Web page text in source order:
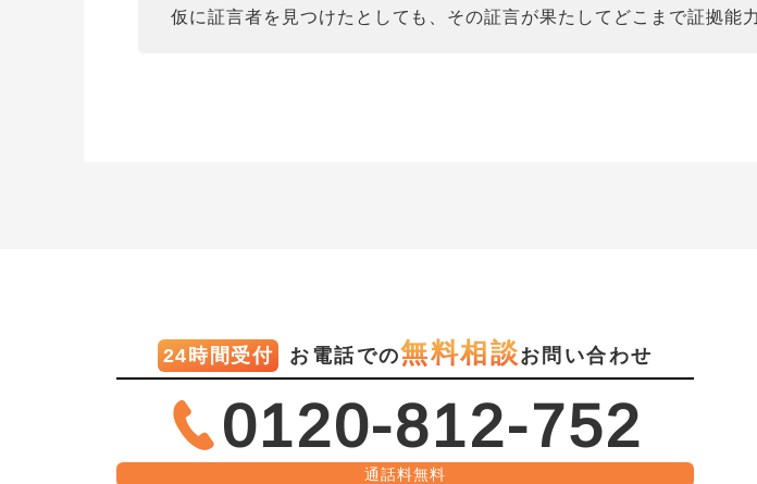
仮に証言者を見つけたとしても、その証言が果たしてどこまで証拠能
24時間受付 お電話での無料相談お問い合わせ
0120-812-752
通話料無料